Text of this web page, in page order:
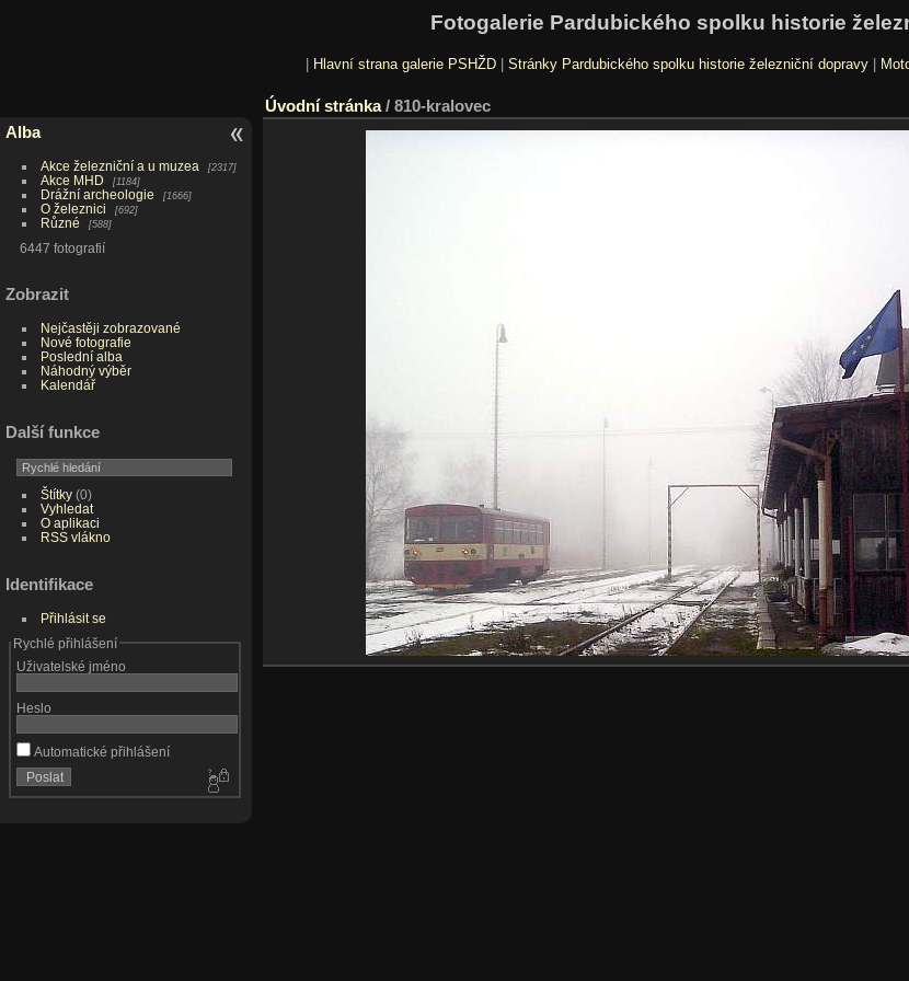
Fotogalerie Pardubického spolku historie
Hlavní strana galerie PSHŽD| Stránky Pardubického spolku historie železniční dopravy|
Alba
Akce železniční a u muzea 2317
Akce MHD 1184
Drážní archeologie 1666
O železnici 692
Různé 588
6447 fotografií
Zobrazit
Nejčastěji zobrazované
Nové fotografie
Poslední alba
Náhodný výběr
Kalendář
Další funkce
Štítky(0)
Vyhledat
O aplikaci
RSS vlákno
Identifikace
Přihlásit se
Rychlé přihlášení
Uživatelské jméno
Heslo
Automatické přihlášení
Úvodní stránka/ 810-kralovec